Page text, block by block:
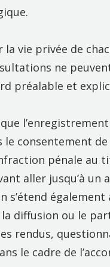
vie privée de
ne
préalable et
le consentement
pénale au
aller jusqu’à un
s’étend
diffusion ou le
rendus,
le cadre de